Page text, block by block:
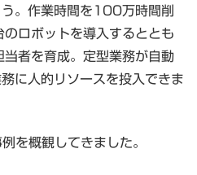
。作業時間を100万時間削
ロボットを導入するととも
者を育成。定型業務が自動
に人的リソースを投入できま
を概観してきました。